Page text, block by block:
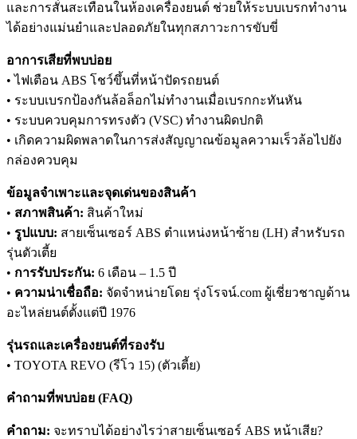
และการสั่นสะเทือนในห้องเครื่องยนต์ ช่วยให้ระบบเบรกทำงาน
ได้อย่างแม่นยำและปลอดภัยในทุกสภาวะการขับขี่
อาการเสียที่พบบ่อย
• ไฟเตือน ABS โชว์ขึ้นที่หน้าปัดรถยนต์
• ระบบเบรกป้องกันล้อล็อกไม่ทำงานเมื่อเบรกกะทันหัน
• ระบบควบคุมการทรงตัว (VSC) ทำงานผิดปกติ
• เกิดความผิดพลาดในการส่งสัญญาณข้อมูลความเร็วล้อไปยัง
กล่องควบคุม
ข้อมูลจำเพาะและจุดเด่นของสินค้า
• สภาพสินค้า: สินค้าใหม่
• รูปแบบ: สายเซ็นเซอร์ ABS ตำแหน่งหน้าซ้าย (LH) สำหรับรถ
รุ่นตัวเตี้ย
• การรับประกัน: 6 เดือน – 1.5 ปี
• ความน่าเชื่อถือ: จัดจำหน่ายโดย รุ่งโรจน์.com ผู้เชี่ยวชาญด้าน
อะไหล่ยนต์ตั้งแต่ปี 1976
รุ่นรถและเครื่องยนต์ที่รองรับ
• TOYOTA REVO (รีโว 15) (ตัวเตี้ย)
คำถามที่พบบ่อย (FAQ)
คำถาม: จะทราบได้อย่างไรว่าสายเซ็นเซอร์ ABS หน้าเสีย?